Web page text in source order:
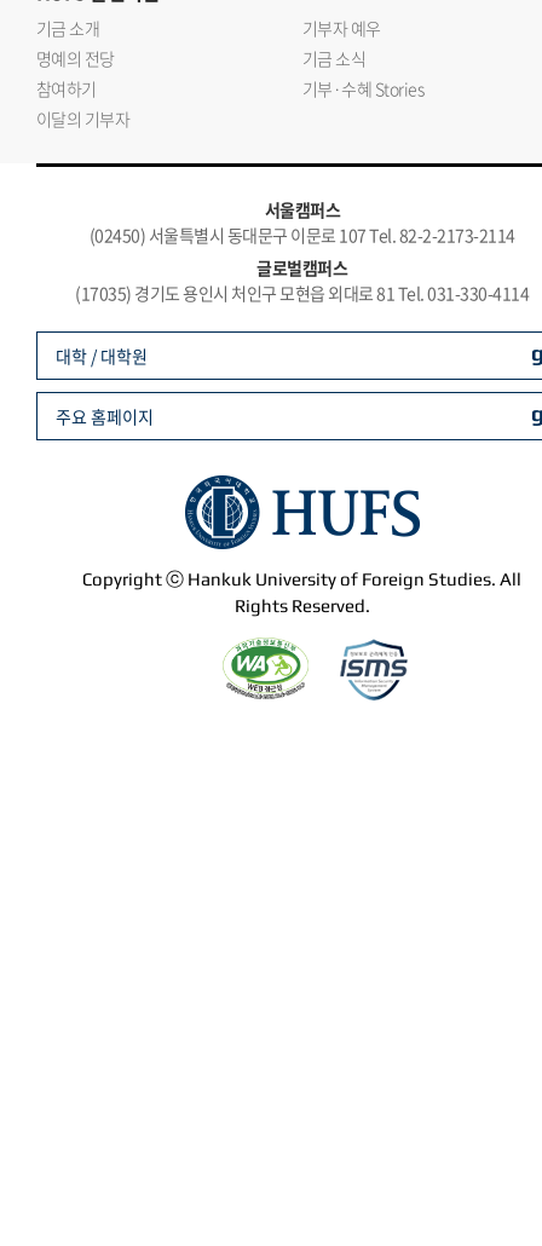
기금 소개
기부자 예우
명예의 전당
기금 소식
참여하기
기부·수혜 Stories
이달의 기부자
서울캠퍼스
(02450) 서울특별시 동대문구 이문로 107 Tel. 82-2-2173-2114
글로벌캠퍼스
(17035) 경기도 용인시 처인구 모현읍 외대로 81 Tel. 031-330-4114
Copyright ⓒ Hankuk University of Foreign Studies. All
Rights Reserved.
대학 / 대학원
주요 홈페이지